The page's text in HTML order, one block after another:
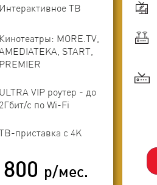
Интерактивное ТВ
Кинотеатры: MORE.TV,
START,
PREMIER
ULTRA VIP роутер - до
2Гбит/c по Wi-Fi
приставка с 4K
800 р/мес.